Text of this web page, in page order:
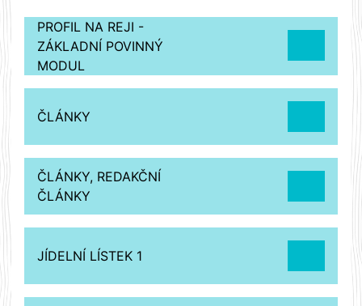
PROFIL NA REJI -
ZÁKLADNÍ POVINNÝ
MODUL
ČLÁNKY
ČLÁNKY, REDAKČNÍ
ČLÁNKY
JÍDELNÍ LÍSTEK 1